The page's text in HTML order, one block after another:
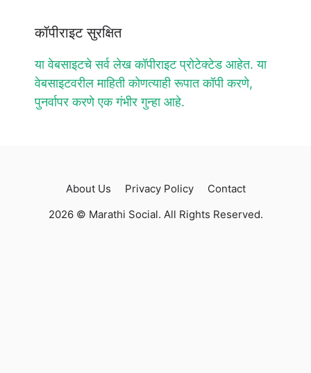
कॉपीराइट सुरक्षित
या वेबसाइटचे सर्व लेख कॉपीराइट प्रोटेक्टेड आहेत. या
वेबसाइटवरील माहिती कोणत्याही रूपात कॉपी करणे,
पुनर्वापर करणे एक गंभीर गुन्हा आहे.
About Us Privacy Policy
Contact
2026 © Marathi Social. All Rights Reserved.